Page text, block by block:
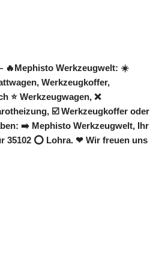
🔥Mephisto Werkzeugwelt: ☀️
Werkzeugkoffer,
⭐ Werkzeugwagen, ❌
☑️ Werkzeugkoffer oder
➡️ Mephisto Werkzeugwelt, Ihr
35102 ⭕ Lohra. ❤ Wir freuen uns